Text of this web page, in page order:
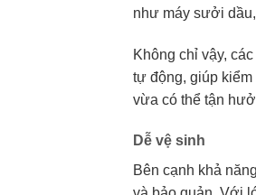
như máy sưởi
Không chỉ vậy,
tự động, giúp
vừa có thể tận
Dễ vệ sinh
Bên cạnh khả